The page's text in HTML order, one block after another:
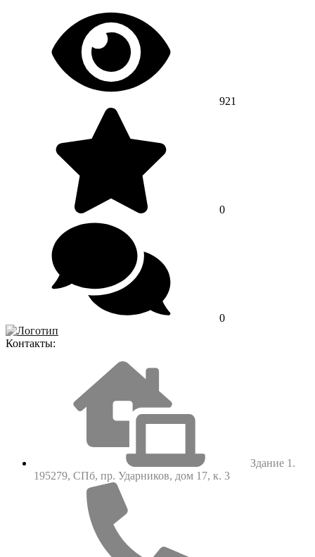
921
0
0
Контакты:
Здание 1.
195279, СПб, пр. Ударников, дом 17, к. 3